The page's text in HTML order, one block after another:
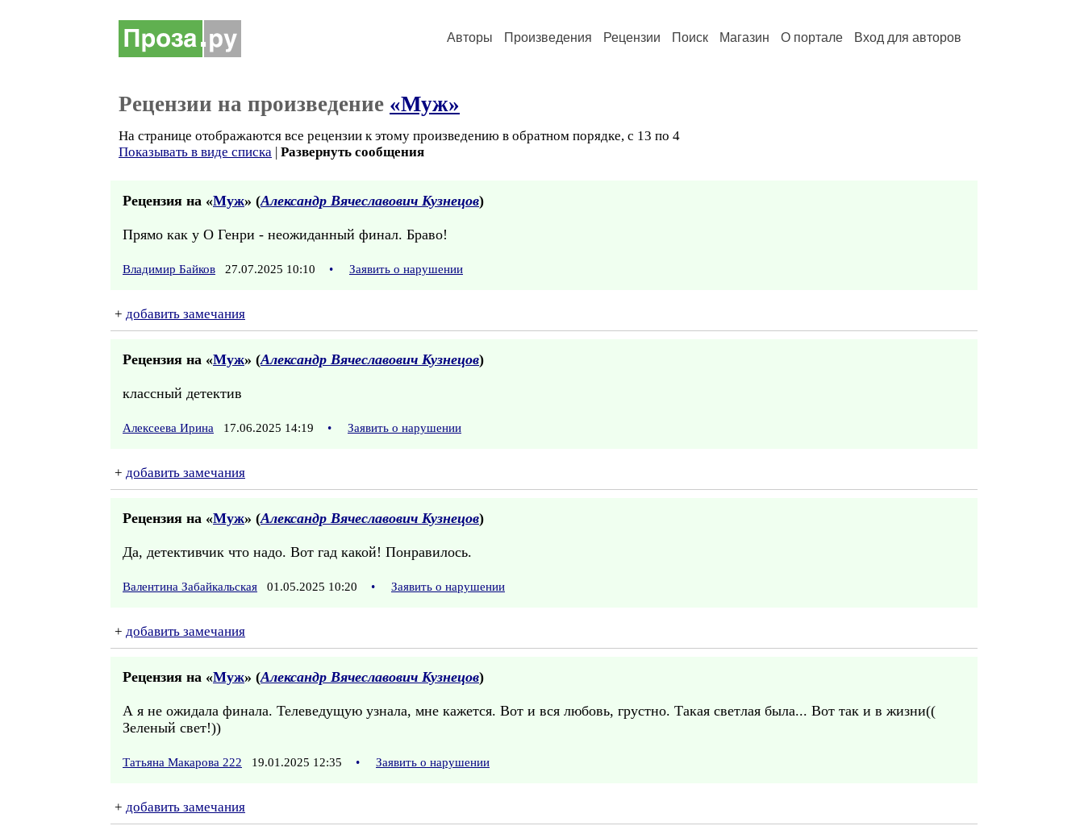
Авторы Произведения Рецензии Поиск Магазин О портале Вход для авторов
Рецензии на произведение «Муж»
На странице отображаются все рецензии к этому произведению в обратном порядке, с 13 по 4
Показывать в виде списка | Развернуть сообщения
Рецензия на «Муж» (Александр Вячеславович Кузнецов)
Прямо как у О Генри - неожиданный финал. Браво!
Владимир Байков 27.07.2025 10:10 • Заявить о нарушении
+ добавить замечания
Рецензия на «Муж» (Александр Вячеславович Кузнецов)
классный детектив
Алексеева Ирина 17.06.2025 14:19 • Заявить о нарушении
+ добавить замечания
Рецензия на «Муж» (Александр Вячеславович Кузнецов)
Да, детективчик что надо. Вот гад какой! Понравилось.
Валентина Забайкальская 01.05.2025 10:20 • Заявить о нарушении
+ добавить замечания
Рецензия на «Муж» (Александр Вячеславович Кузнецов)
А я не ожидала финала. Телеведущую узнала, мне кажется. Вот и вся любовь, грустно. Такая светлая была... Вот так и в жизни((
Зеленый свет!))
Татьяна Макарова 222 19.01.2025 12:35 • Заявить о нарушении
+ добавить замечания